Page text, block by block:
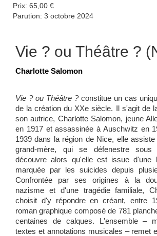
Prix: 65,00 €
Parution: 3 octobre 2024
Vie ? ou Théâtre ?
Charlotte Salomon
Vie ? ou Théâtre ?constitue un cas
de la création du XXe siècle. Il s'agit de
son autrice, Charlotte Salomon, jeune
en 1917 et assassinée à Auschwitz en
1939 dans la région de Nice, elle
grand-mère, qui se défenestre
découvre alors qu'elle est issue d'une
marquée par les suicides depuis
Confrontée par ses origines à la
nazisme et d'une tragédie familiale,
choisit d'y répondre en créant, entre
roman graphique composé de 781
centaines de calques. L'ensemble –
textes et annotations musicales – remet